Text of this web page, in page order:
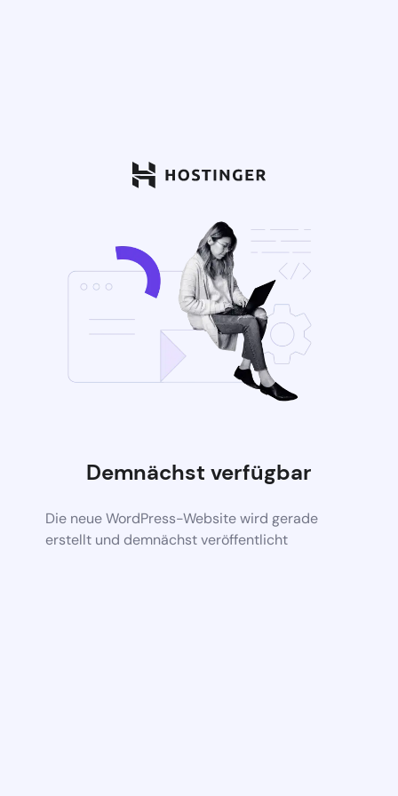
Demnächst verfügbar
Die neue WordPress-Website wird gerade
erstellt und demnächst veröffentlicht